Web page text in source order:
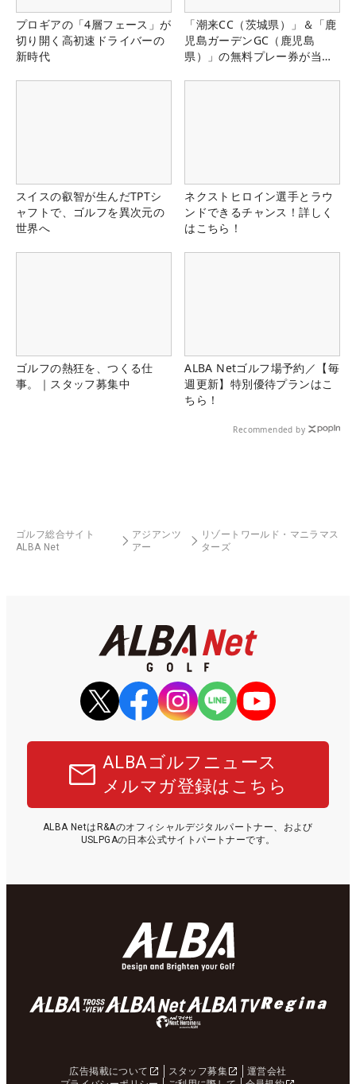
プロギアの「4層フェース」が
切り開く高初速ドライバーの
新時代
「潮来CC（茨城県）」＆「鹿
児島ガーデンGC（鹿児島
県）」の無料プレー券が当た
スイスの叡智が生んだTPTシ
ャフトで、ゴルフを異次元の
世界へ
ネクストヒロイン選手とラウ
ンドできるチャンス！詳しく
はこちら！
ゴルフの熱狂を、つくる仕
事。｜スタッフ募集中
ALBA Netゴルフ場予約／【毎
週更新】特別優待プランはこ
ちら！
Recommended by
ゴルフ総合サイト
ALBA Net
アジアンツ
アー
リゾートワールド・マニラマス
ターズ
ALBAゴルフニュース
メルマガ登録はこちら
ALBA NetはR&Aのオフィシャルデジタルパートナー、および
USLPGAの日本公式サイトパートナーです。
広告掲載について スタッフ募集
運営会社